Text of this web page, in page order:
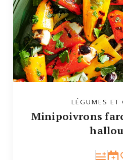
LÉGUMES ET
Minipoivrons